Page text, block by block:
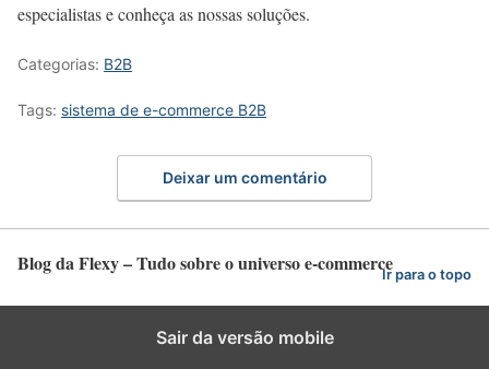
especialistas e conheça as nossas soluções.
Categorias: B2B
Tags: sistema de e-commerce B2B
Deixar um comentário
Blog da Flexy – Tudo sobre o universo e-commerceIr para o topo
Sair da versão mobile